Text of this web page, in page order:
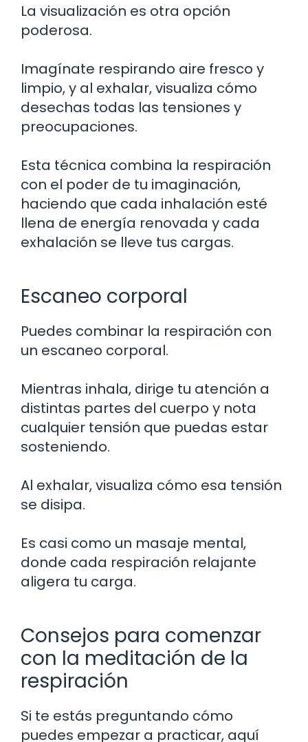
La visualización es otra opción
poderosa.
Imagínate respirando aire fresco y
limpio, y al exhalar, visualiza cómo
desechas todas las tensiones y
preocupaciones.
Esta técnica combina la respiración
con el poder de tu imaginación,
haciendo que cada inhalación esté
llena de energía renovada y cada
exhalación se lleve tus cargas.
Escaneo corporal
Puedes combinar la respiración con
un escaneo corporal.
Mientras inhala, dirige tu atención a
distintas partes del cuerpo y nota
cualquier tensión que puedas estar
sosteniendo.
Al exhalar, visualiza cómo esa tensión
se disipa.
Es casi como un masaje mental,
donde cada respiración relajante
aligera tu carga.
Consejos para comenzar
con la meditación de la
respiración
Si te estás preguntando cómo
puedes empezar a practicar, aquí